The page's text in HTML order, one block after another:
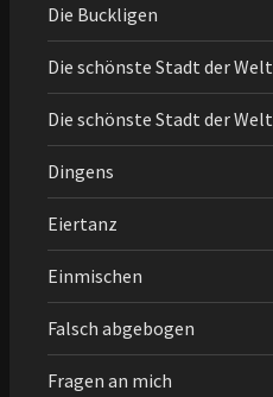
Die Buckligen
Die schönste Stadt der Welt
Die schönste Stadt der Welt
Dingens
Eiertanz
Einmischen
Falsch abgebogen
Fragen an mich